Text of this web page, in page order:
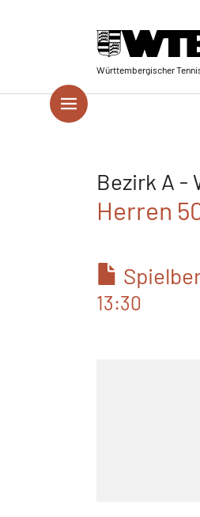
Württembergischer
Bezirk A -
Herren
13:30